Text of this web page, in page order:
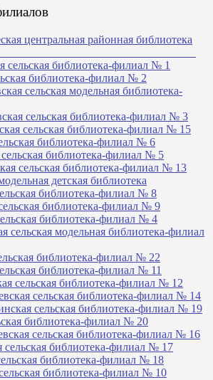
центральная районная библиотека
сельская библиотека-филиал № 1
библиотека-филиал № 2
сельская модельная библиотека-
сельская библиотека-филиал № 3
сельская библиотека-филиал № 15
библиотека-филиал № 6
библиотека-филиал № 5
сельская библиотека-филиал № 13
детская библиотека
библиотека-филиал № 8
библиотека-филиал № 9
библиотека-филиал № 4
сельская модельная библиотека-филиал
библиотека-филиал № 22
библиотека-филиал № 11
сельская библиотека-филиал № 12
сельская библиотека-филиал № 14
сельская библиотека-филиал № 19
библиотека-филиал № 20
сельская библиотека-филиал № 16
сельская библиотека-филиал № 17
библиотека-филиал № 18
библиотека-филиал № 10